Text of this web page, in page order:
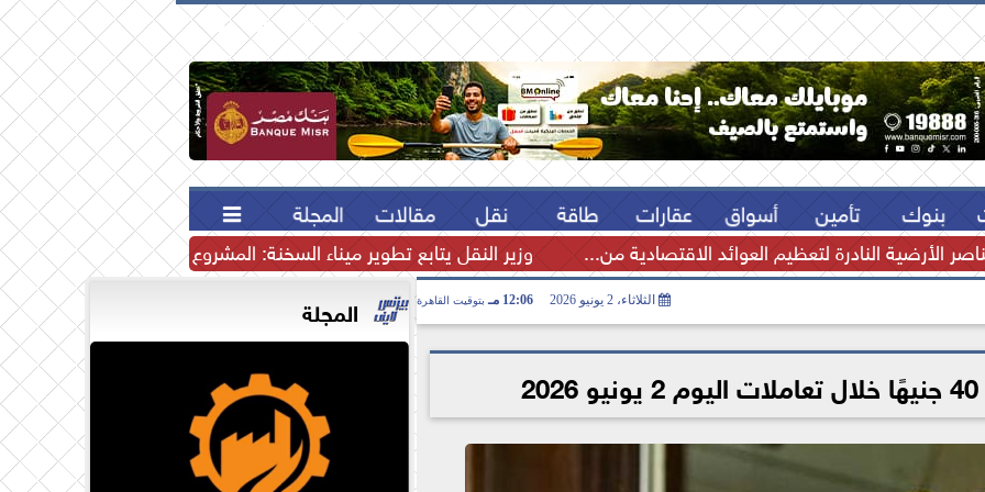
  


بنوك تأمين أسواق عقارات طاقة نقل مقالات المجلة 
الأرضية النادرة لتعظيم العوائد الاقتصادية من... وزير النقل يتابع تطوير ميناء السخنة: المشروع يرسخ مكانة مصر
الثلاثاء، 2 يونيو 2026 12:06 مـ بتوقيت القاهرة المجلة